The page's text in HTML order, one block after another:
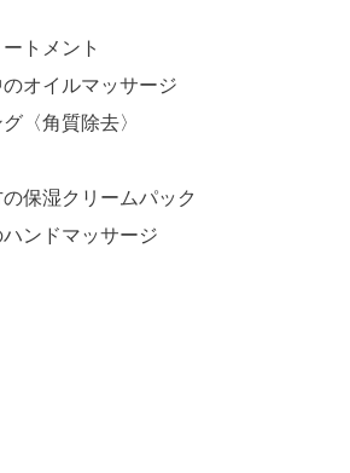
トメント
オイルマッサージ
〈角質除去〉
保湿クリームパック
ンドマッサージ